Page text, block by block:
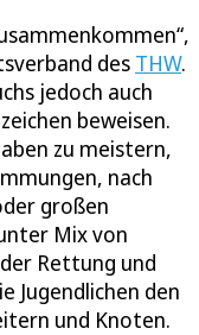
des THW.
jedoch auch
beweisen.
zu meistern,
nach
großen
Mix von
Rettung und
Jugendlichen den
und Knoten.